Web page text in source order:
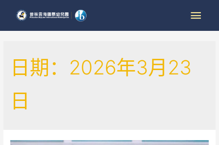
日期：2026年3月23
日